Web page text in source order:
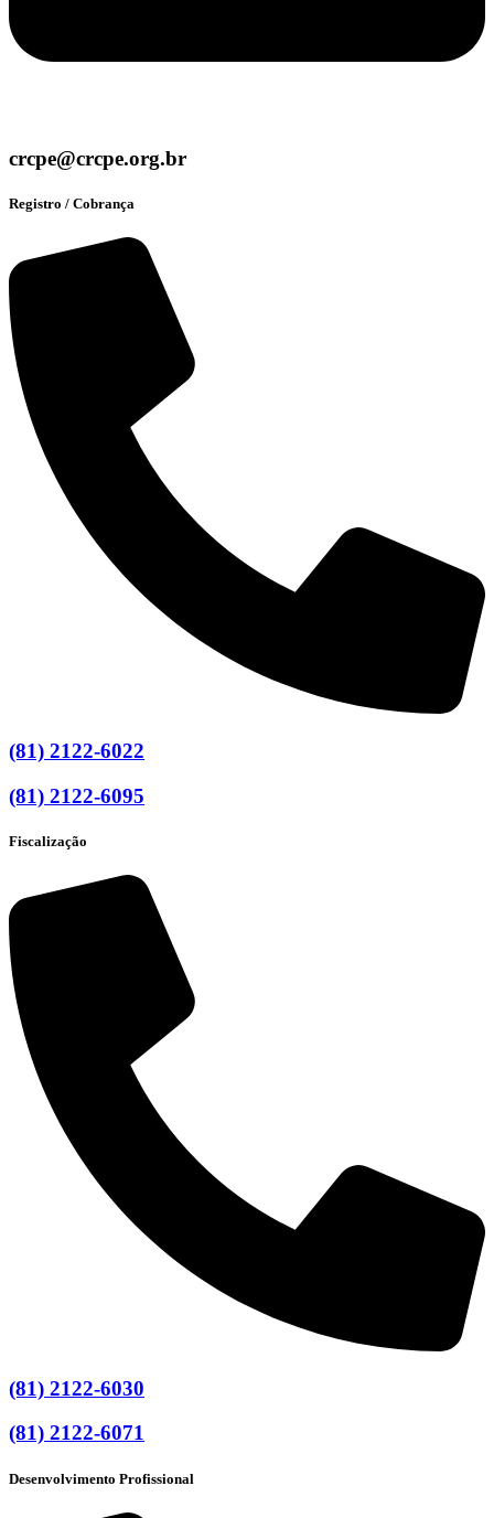
crcpe@crcpe.org.br
Registro / Cobrança
(81) 2122-6022
(81) 2122-6095
Fiscalização
(81) 2122-6030
(81) 2122-6071
Desenvolvimento Profissional